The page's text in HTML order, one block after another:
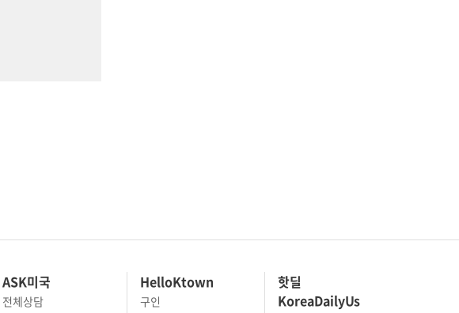
ASK미국
전체상담
HelloKtown
구인
핫딜
KoreaDailyUs